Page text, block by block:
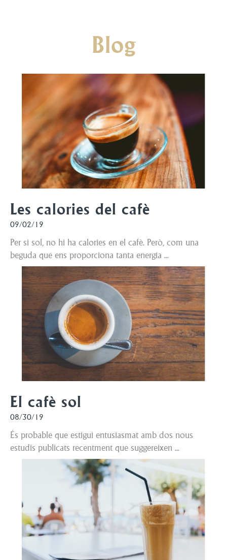
Blog
Les calories del cafè
09/02/19
Per si sol, no hi ha calories en el cafè. Però, com una
beguda que ens proporciona tanta energia ...
El cafè sol
08/30/19
És probable que estigui entusiasmat amb dos nous
estudis publicats recentment que suggereixen ...